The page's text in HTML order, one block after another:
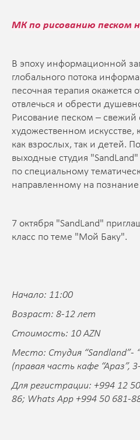
МК по рисованию песком
В эпоху информационной
глобального потока
песочная терапия окажется
отвлечься и обрести
Рисование песком – свежий
художественном искусстве,
как взрослых, так и детей.
выходные студия
по специальному
направленному на
7 октября "SandLand"
класс по теме "Мой Баку".
Начало: 11:00
Возраст: 8-12 лет
Стоимость: 10 AZN
Место: Студия “Sandland”-
(правая часть кафе “Араз”,
Для регистрации: +994 12
86; Whats App +994 50 681-